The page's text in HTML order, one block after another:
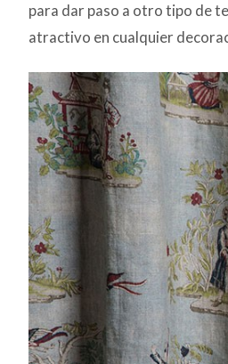
para dar paso a otro tipo de
atractivo en cualquier